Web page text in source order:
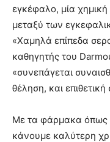
εγκέφαλο, μία
μεταξύ των
«Xαμηλά επίπεδα
καθηγητής του
«συνεπάγεται
θέληση, και
Mε τα φάρμακα όπως
κάνουμε καλύτερη